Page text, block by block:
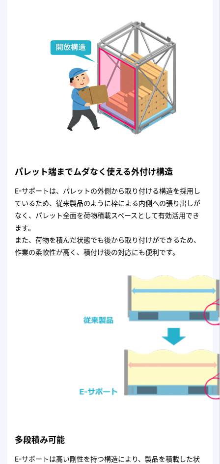
パレット端までムダなく使える外付け構造
E-サポートは、パレットの外側から取り付ける構造を採用し
ているため、従来製品のように枠による内側への張り出しが
なく、パレット全面を荷物積載スペースとして有効活用でき
ます。
また、荷物を積んだ状態でも後から取り付けができるため、
作業の柔軟性が高く、積付け後の対応にも便利です。
多段積み可能
E-サポートは高い剛性を持つ構造により、製品を積載した状